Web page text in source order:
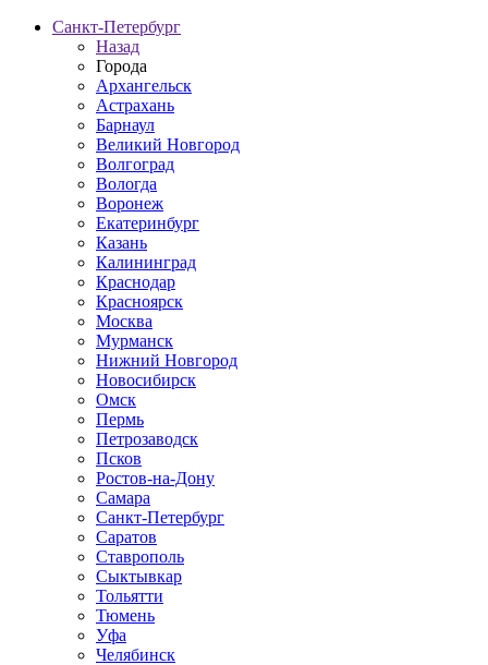
Санкт-Петербург
Назад
Города
Архангельск
Астрахань
Барнаул
Великий Новгород
Волгоград
Вологда
Воронеж
Екатеринбург
Казань
Калининград
Краснодар
Красноярск
Москва
Мурманск
Нижний Новгород
Новосибирск
Омск
Пермь
Петрозаводск
Псков
Ростов-на-Дону
Самара
Санкт-Петербург
Саратов
Ставрополь
Сыктывкар
Тольятти
Тюмень
Уфа
Челябинск